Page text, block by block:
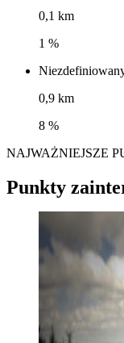
0,1 km
1 %
0,9 km
8 %
NAJWAŻNIEJSZE
Punkty